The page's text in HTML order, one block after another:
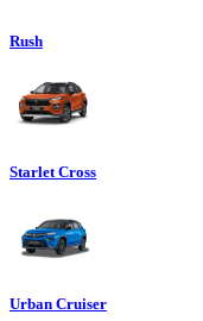
Rush
Starlet Cross
Urban Cruiser